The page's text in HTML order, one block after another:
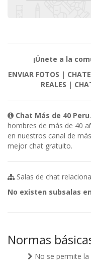
¡Únete a la
ENVIAR FOTOS |
REALES |
Chat Más de 40 Peru
hombres de más de 40
en nuestros canal de
mejor chat gratuito.
Salas de chat
No existen subsalas
Normas
No se permite la